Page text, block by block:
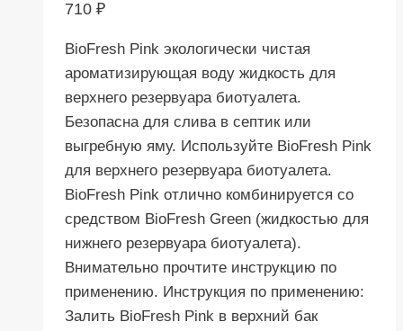
710 ₽
BioFresh Pink экологически чистая
ароматизирующая воду жидкость для
верхнего резервуара биотуалета.
Безопасна для слива в септик или
выгребную яму. Используйте BioFresh Pink
для верхнего резервуара биотуалета.
BioFresh Pink отлично комбинируется со
средством BioFresh Green (жидкостью для
нижнего резервуара биотуалета).
Внимательно прочтите инструкцию по
применению. Инструкция по применению:
Залить BioFresh Pink в верхний бак